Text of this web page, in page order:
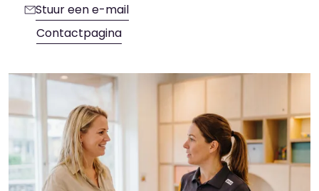
Stuur een e-mail
Contactpagina